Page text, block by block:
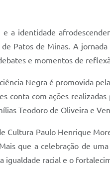
a identidade
de Patos de Minas. A
e momentos de
Negra é promovida
conta com ações
Teodoro de Oliveira e
Cultura Paulo Henrique
que a celebração de
igualdade racial e o